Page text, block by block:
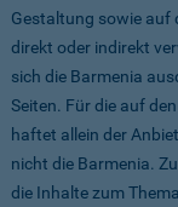
Gestaltung sowie auf
direkt oder indirekt
sich die Barmenia
Seiten. Für die auf
haftet allein der
nicht die Barmenia.
die Inhalte zum